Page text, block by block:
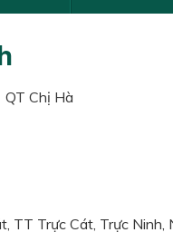
QT Chị Hà
TT Trực Cát, Trực Ninh,